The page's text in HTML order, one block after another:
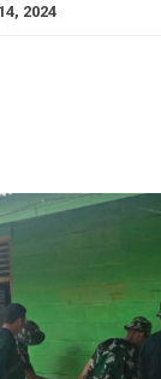
2024